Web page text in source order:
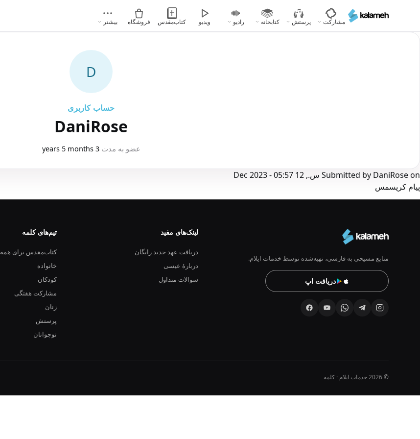
محتوای
اصلی
مشارکت پرستش کتابخانه رادیو ویدیو کتاب‌مقدس فروشگاه بیشتر
D
حساب کاربری
DaniRose
عضو به مدت 3 years 5 months
Submitted by DaniRoseon
س., 12 Dec 2023 - 05:57
پیام کریسمس
منابع مسیحی به فارسی، تهیه‌شده توسط خدمات ایلام.
دریافت اپ
لینک‌های مفید
دریافت عهد جدید رایگان
دربارهٔ عیسی
سوالات متداول
تیم‌های کلمه
کتاب‌مقدس برای همه
خانواده
کودکان
مشارکت هفتگی
زنان
پرستش
نوجوانان
© 2026 خدمات ایلام · کلمه